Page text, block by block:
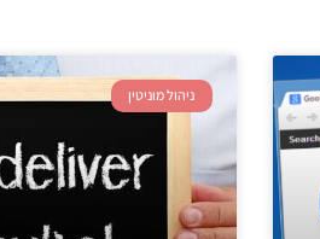
ניהול מוניטין